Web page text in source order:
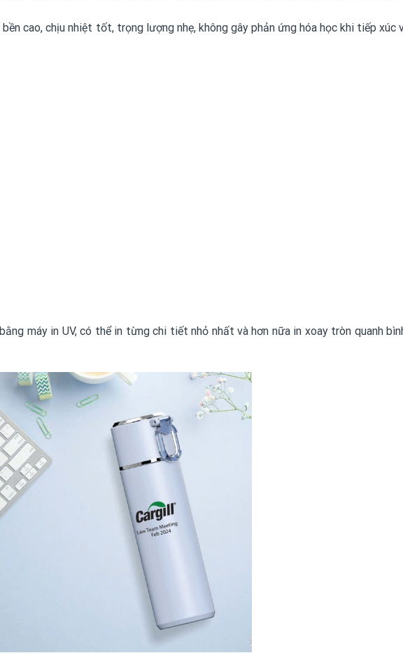
cao, chịu nhiệt tốt, trọng lượng nhẹ, không gây phản ứng hóa học khi tiếp xúc
máy in UV, có thể in từng chi tiết nhỏ nhất và hơn nữa in xoay tròn quanh